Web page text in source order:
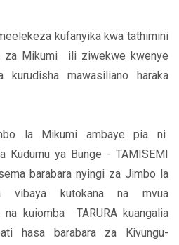
kufanyika kwa tathimini
za Mikumi ili ziwekwe kwenye
kurudisha mawasiliano haraka
la Mikumi ambaye pia ni
Kudumu ya Bunge - TAMISEMI
barabara nyingi za Jimbo la
vibaya kutokana na mvua
na kuiomba TARURA kuangalia
hasa barabara za Kivungu-